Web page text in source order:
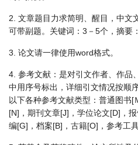
2. 文章题目力求简明、醒目，中文
可带副题。关键词：3－5个，摘要
3. 论文请一律使用word格式。
4. 参考文献：是对引文作者、作品
中用序号标出，详细引文情况按顺
以下各种参考文献类型：普通图书
[N]，期刊文章[J]，学位论文[D]，
编[G]，档案[B]，古籍[O]，参考工具